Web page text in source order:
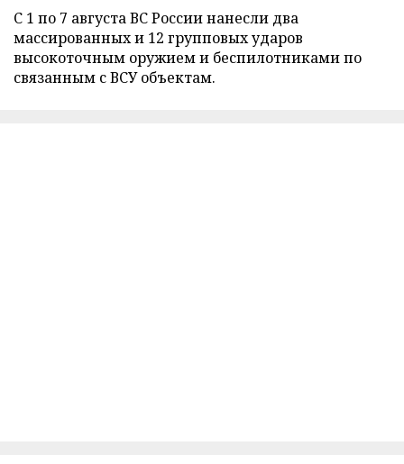
С 1 по 7 августа ВС России нанесли два
массированных и 12 групповых ударов
высокоточным оружием и беспилотниками по
связанным с ВСУ объектам.